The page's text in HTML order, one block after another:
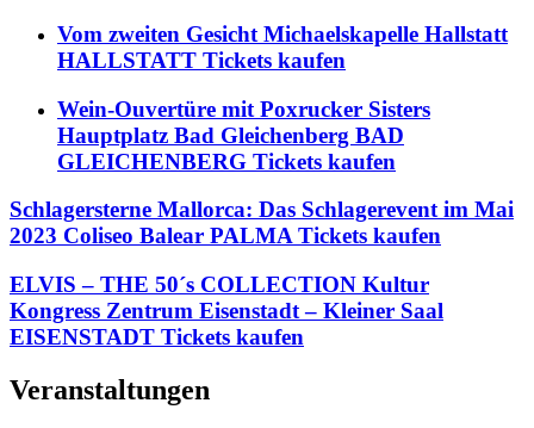
Vom zweiten Gesicht Michaelskapelle Hallstatt
HALLSTATT Tickets kaufen
Wein-Ouvertüre mit Poxrucker Sisters
Hauptplatz Bad Gleichenberg BAD
GLEICHENBERG Tickets kaufen
Schlagersterne Mallorca: Das Schlagerevent im Mai
2023 Coliseo Balear PALMA Tickets kaufen
ELVIS – THE 50´s COLLECTION Kultur
Kongress Zentrum Eisenstadt – Kleiner Saal
EISENSTADT Tickets kaufen
Veranstaltungen